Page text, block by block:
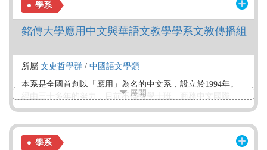
景，秉承創校「理論與實務並重」理念，希望能在諸多國內
大學院校，政治與國際
學系
銘傳大學應用中文與華語文教學學系文教傳播組
所屬 文史哲學群 / 中國語文學類
本系是全國首創以「應用」為名的中文系，設立於1994年。
經由三十多年的努力，目前不僅有學士班、商務中文國際
班、碩士班、博士班，還有美國校區的華語文教學學位學
文學創作、文學傳播、文學研發、圖文編輯、新聞記者、AI
展開
學系